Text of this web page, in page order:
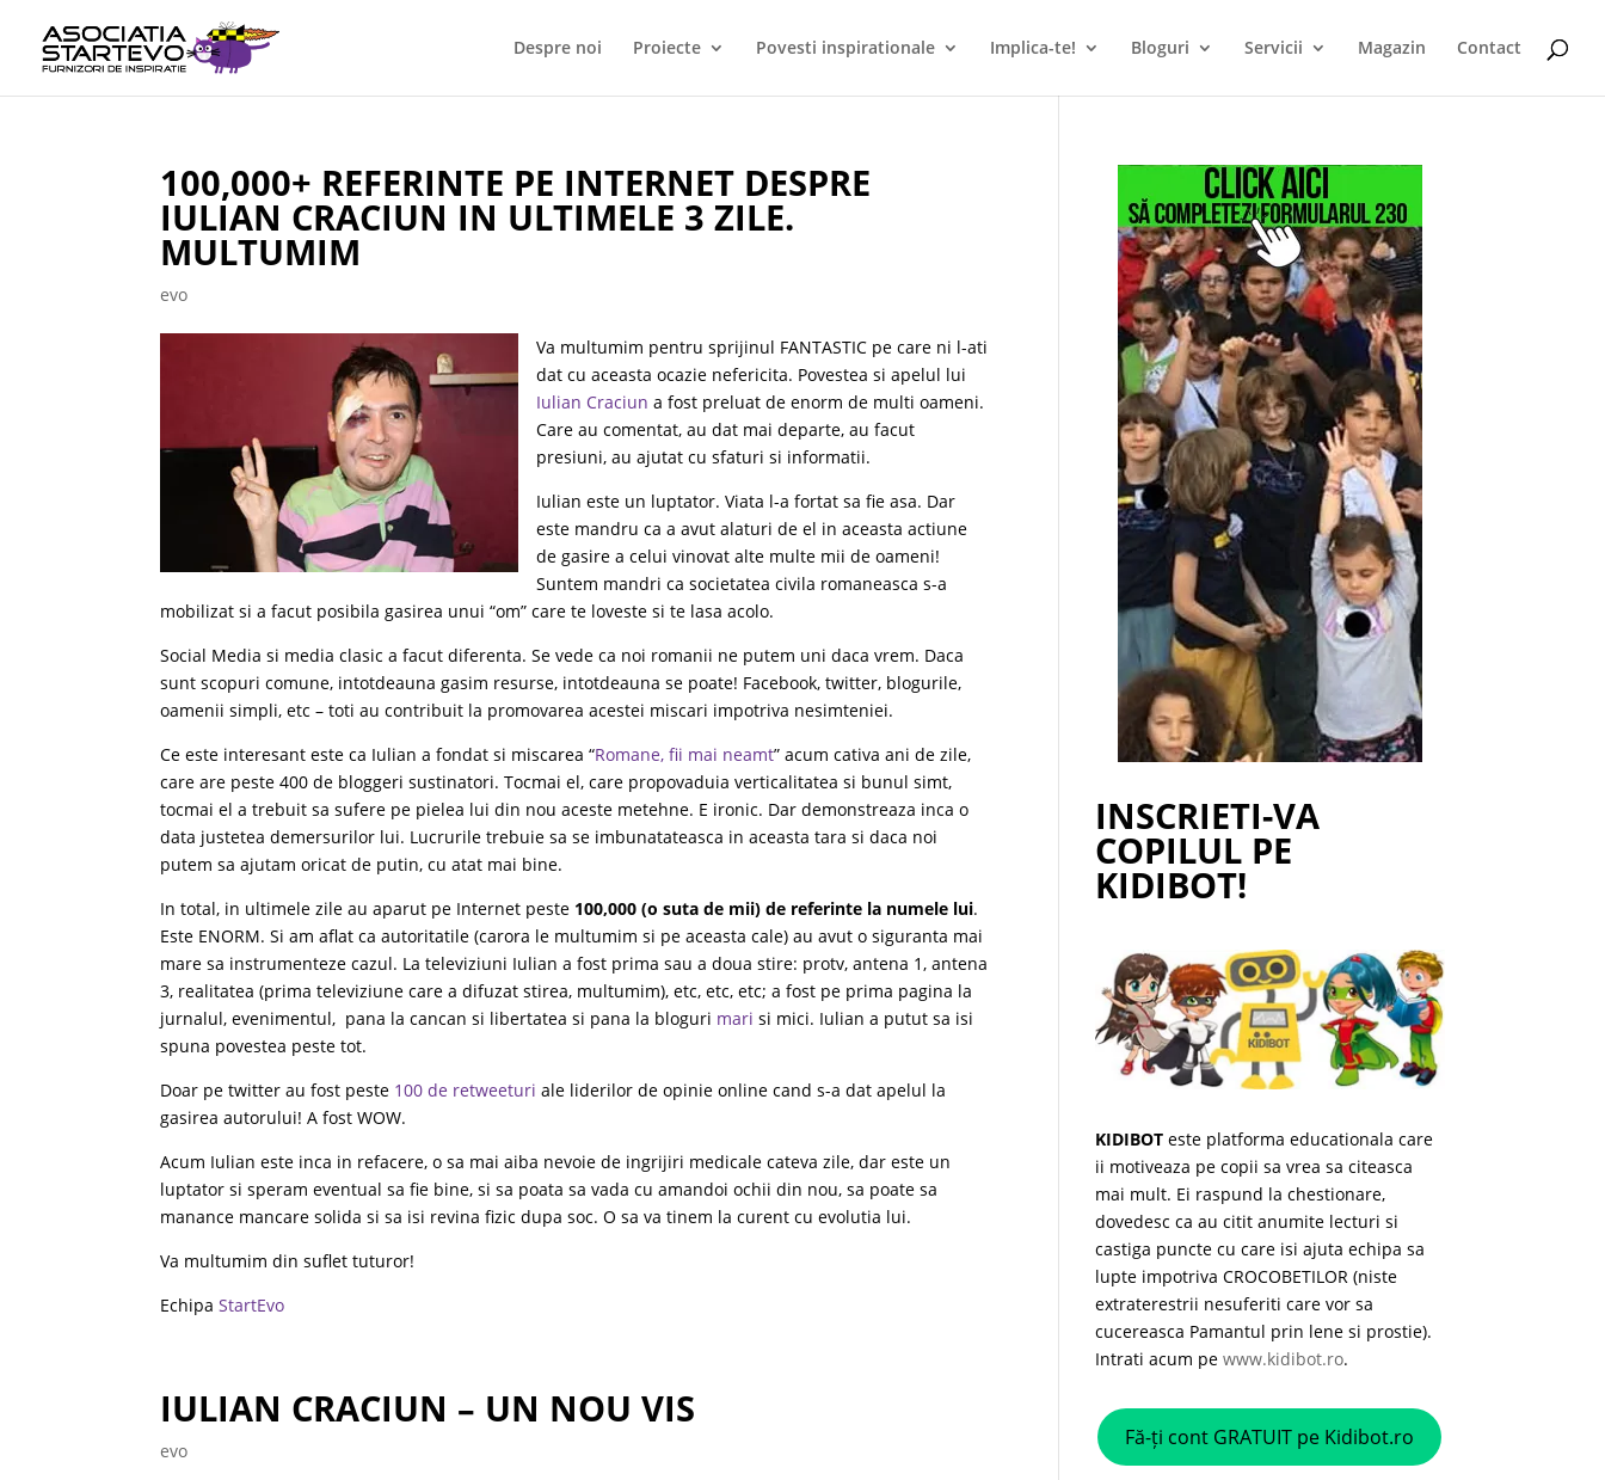
Despre noi Proiecte Povesti inspirationale Implica-te! Bloguri Servicii Magazin Contact
100,000+ REFERINTE PE INTERNET DESPRE
IULIAN CRACIUN IN ULTIMELE 3 ZILE.
MULTUMIM
evo
Va multumim pentru sprijinul FANTASTIC pe care ni l-ati
dat cu aceasta ocazie nefericita. Povestea si apelul lui
Iulian Craciun a fost preluat de enorm de multi oameni.
Care au comentat, au dat mai departe, au facut
presiuni, au ajutat cu sfaturi si informatii.
Iulian este un luptator. Viata l-a fortat sa fie asa. Dar
este mandru ca a avut alaturi de el in aceasta actiune
de gasire a celui vinovat alte multe mii de oameni!
Suntem mandri ca societatea civila romaneasca s-a
mobilizat si a facut posibila gasirea unui “om” care te loveste si te lasa acolo.
Social Media si media clasic a facut diferenta. Se vede ca noi romanii ne putem uni daca vrem. Daca
sunt scopuri comune, intotdeauna gasim resurse, intotdeauna se poate! Facebook, twitter, blogurile,
oamenii simpli, etc – toti au contribuit la promovarea acestei miscari impotriva nesimteniei.
Ce este interesant este ca Iulian a fondat si miscarea “Romane, fii mai neamt” acum cativa ani de zile,
care are peste 400 de bloggeri sustinatori. Tocmai el, care propovaduia verticalitatea si bunul simt,
tocmai el a trebuit sa sufere pe pielea lui din nou aceste metehne. E ironic. Dar demonstreaza inca o
data justetea demersurilor lui. Lucrurile trebuie sa se imbunatateasca in aceasta tara si daca noi
putem sa ajutam oricat de putin, cu atat mai bine.
In total, in ultimele zile au aparut pe Internet peste 100,000 (o suta de mii) de referinte la numele lui.
Este ENORM. Si am aflat ca autoritatile (carora le multumim si pe aceasta cale) au avut o siguranta mai
mare sa instrumenteze cazul. La televiziuni Iulian a fost prima sau a doua stire: protv, antena 1, antena
3, realitatea (prima televiziune care a difuzat stirea, multumim), etc, etc, etc; a fost pe prima pagina la
jurnalul, evenimentul, pana la cancan si libertatea si pana la bloguri marisi mici. Iulian a putut sa isi
spuna povestea peste tot.
Doar pe twitter au fost peste 100 de retweeturi ale liderilor de opinie online cand s-a dat apelul la
gasirea autorului! A fost WOW.
Acum Iulian este inca in refacere, o sa mai aiba nevoie de ingrijiri medicale cateva zile, dar este un
luptator si speram eventual sa fie bine, si sa poata sa vada cu amandoi ochii din nou, sa poate sa
manance mancare solida si sa isi revina fizic dupa soc. O sa va tinem la curent cu evolutia lui.
Va multumim din suflet tuturor!
EchipaStartEvo
IULIAN CRACIUN – UN NOU VIS
evo
INSCRIETI-VA
COPILUL PE
KIDIBOT!
KIDIBOT este platforma educationala care
ii motiveaza pe copii sa vrea sa citeasca
mai mult. Ei raspund la chestionare,
dovedesc ca au citit anumite lecturi si
castiga puncte cu care isi ajuta echipa sa
lupte impotriva CROCOBETILOR (niste
extraterestrii nesuferiti care vor sa
cucereasca Pamantul prin lene si prostie).
Intrati acum pewww.kidibot.ro.
Fă-ți cont GRATUIT pe Kidibot.ro